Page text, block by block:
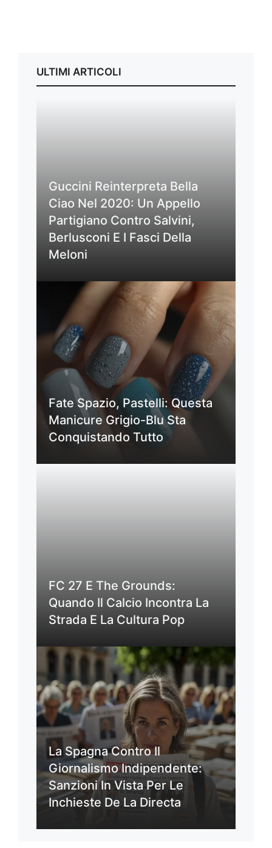
ULTIMI ARTICOLI
Guccini Reinterpreta Bella
Ciao Nel 2020: Un Appello
Partigiano Contro Salvini,
Berlusconi E I Fasci Della
Meloni
Fate Spazio, Pastelli: Questa
Manicure Grigio-Blu Sta
Conquistando Tutto
FC 27 E The Grounds:
Quando Il Calcio Incontra La
Strada E La Cultura Pop
La Spagna Contro Il
Giornalismo Indipendente:
Sanzioni In Vista Per Le
Inchieste De La Directa